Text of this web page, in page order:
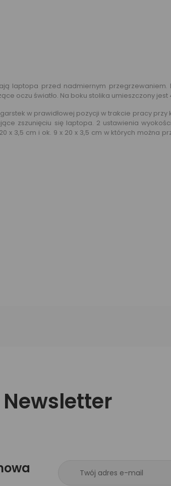
laptopa przed nadmiernym przegrzewaniem.
oczu światło. Na boku stolika umieszczony jest
w prawidłowej pozycji w trakcie pracy
zszunięciu się laptopa. 2 ustawienia
3,5 cm i ok. 9 x 20 x 3,5 cm w których można
Newsletter